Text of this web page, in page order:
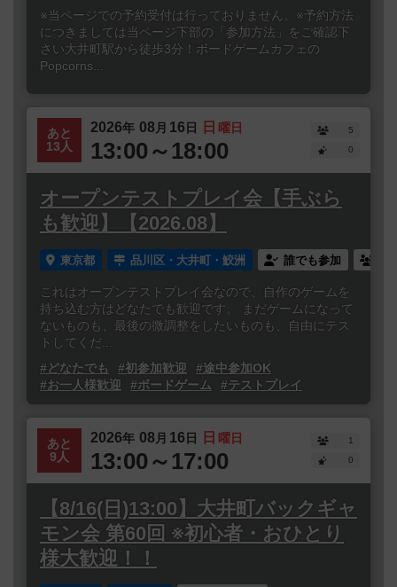
※当ページでの予約受付は行っておりません。※予約方法
につきましては当ページ下部の「参加方法」をご確認下
さい大井町駅から徒歩3分！ボードゲームカフェの
Popcorns...
あと
13人
2026年 08 月 16日 日 曜日
13:00～18:00
5
0
オープンテストプレイ会【手ぶら
も歓迎】【2026.08】
東京都 品川区・大井町・鮫洲 誰でも参加
これはオープンテストプレイ会なので、自作のゲームを
持ち込む方はどなたでも歓迎です。 まだゲームになって
ないものも、最後の微調整をしたいものも、自由にテス
トしてくだ...
#どなたでも
#初参加歓迎
#途中参加OK
#お一人様歓迎
#ボードゲーム #テストプレイ
あと
9人
2026年 08 月 16日 日 曜日
13:00～17:00
1
0
【8/16(日)13:00】大井町バックギャ
モン会 第60回 ※初心者・おひとり
様大歓迎！！